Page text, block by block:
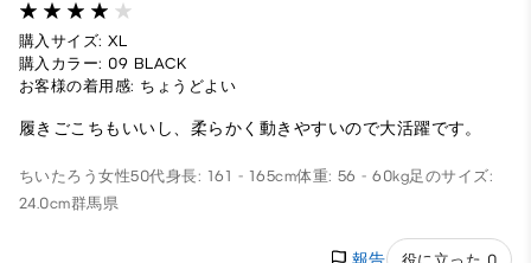
購入サイズ: XL
購入カラー: 09 BLACK
お客様の着用感: ちょうどよい
履きごこちもいいし、柔らかく動きやすいので大活躍です。
ちいたろう女性50代身長: 161 - 165cm体重: 56 - 60kg足のサイズ:
24.0cm群馬県